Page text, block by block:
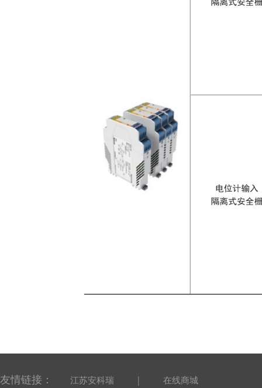
友情链接： 江苏安科瑞 | 在线商城